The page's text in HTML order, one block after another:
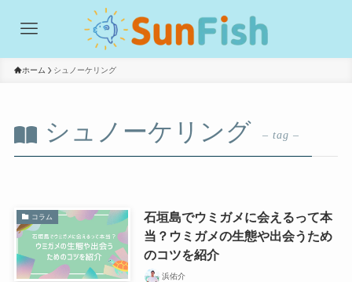
ホーム シュノーケリング
シュノーケリング – tag –
コラム
石垣島でウミガメに会えるって本
当？ウミガメの生態や出会うため
のコツを紹介
浜佑介